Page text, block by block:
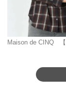
Maison de CINQ 【